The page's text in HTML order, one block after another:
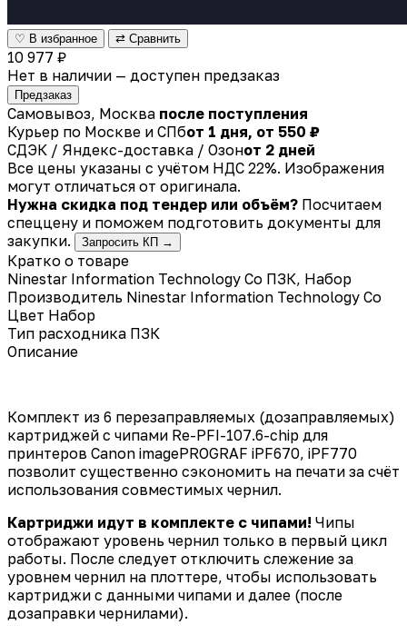
♡ В избранное ⇄ Сравнить
10 977 ₽
Нет в наличии — доступен предзаказ
Предзаказ
Самовывоз, Москва после поступления
Курьер по Москве и СПбот 1 дня, от 550 ₽
СДЭК / Яндекс-доставка / Озонот 2 дней
Все цены указаны с учётом НДС 22%. Изображения
могут отличаться от оригинала.
Нужна скидка под тендер или объём? Посчитаем
спеццену и поможем подготовить документы для
закупки.
Запросить КП →
Кратко о товаре
Ninestar Information Technology Co ПЗК, Набор
Производитель Ninestar Information Technology Co
Цвет Набор
Тип расходника ПЗК
Описание
Комплект из 6 перезаправляемых (дозаправляемых)
картриджей с чипами Re-PFI-107.6-chip для
принтеров Canon imagePROGRAF iPF670, iPF770
позволит существенно сэкономить на печати за счёт
использования совместимых чернил.
Картриджи идут в комплекте с чипами! Чипы
отображают уровень чернил только в первый цикл
работы. После следует отключить слежение за
уровнем чернил на плоттере, чтобы использовать
картриджи с данными чипами и далее (после
дозаправки чернилами).